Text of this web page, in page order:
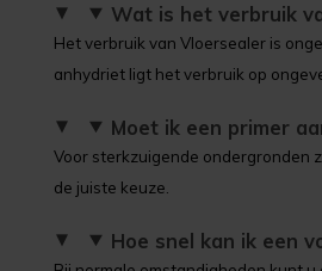
Wat is het verbruik
Het verbruik van Vloersealer is
anhydriet ligt het verbruik op
Moet ik een primer
Voor sterkzuigende ondergronden
de juiste keuze.
Hoe snel kan ik een